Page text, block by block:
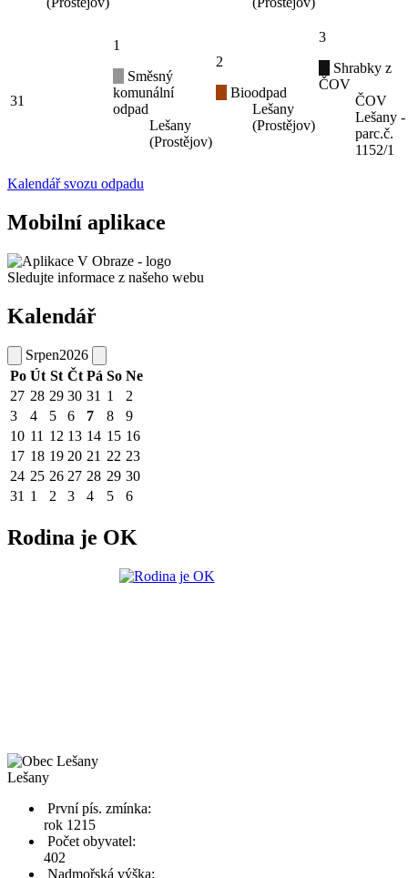
31
1
Směsný
komunální
odpad
Lešany
(Prostějov)
2
Bioodpad
Lešany
(Prostějov)
3
Shrabky z
ČOV
ČOV
Lešany -
parc.č.
1152/1
Kalendář svozu odpadu
Mobilní aplikace
Sledujte informace z našeho webu
Kalendář
Srpen2026
Po Út St Čt Pá So Ne
27 28 29 30 31 1
2
3
4 5 6 7 8
9
10 11 12 13 14 15 16
17 18 19 20 21 22 23
24 25 26 27 28 29 30
31 1 2 3 4 5 6
Rodina je OK
Lešany
První pís. zmínka:
rok 1215
Počet obyvatel:
402
Nadmořská výška: